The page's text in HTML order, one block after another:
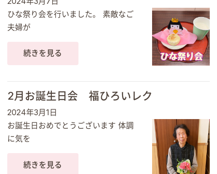
ひな祭り会を行いました。 素敵なご
夫婦が
続きを見る
2月お誕生日会 福ひろいレク
2024年3月1日
お誕生日おめでとうございます 体調
に気を
続きを見る